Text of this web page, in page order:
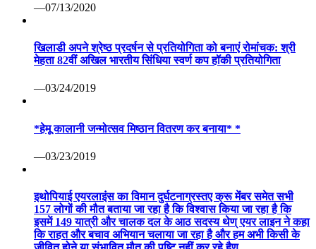
—07/13/2020
खिलाडी अपने श्रेष्ठ प्रदर्षन से प्रतियोगिता को बनाएं रोमांचक: श्री
मेहता 82वीं अखिल भारतीय सिंधिया स्वर्ण कप हॉकी प्रतियोगिता
—03/24/2019
*हेमू कालानी जन्मोत्सव मिष्ठान वितरण कर बनाया* *
—03/23/2019
इथोपियाई एयरलाइंस का विमान दुर्घटनाग्रस्तए क्रू मेंबर समेत सभी
157 लोगों की मौत बताया जा रहा है कि विश्वास किया जा रहा है कि
इसमें 149 यात्री और चालक दल के आठ सदस्य थेण् एयर लाइन ने कहा
कि राहत और बचाव अभियान चलाया जा रहा है और हम अभी किसी के